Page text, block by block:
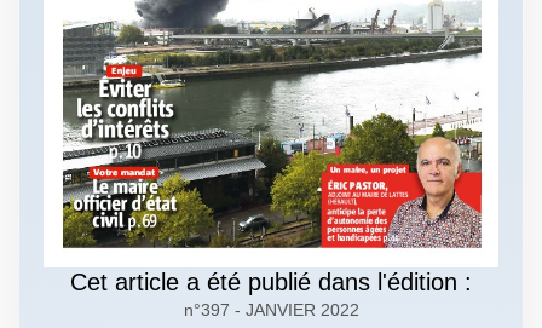
Cet article a été publié dans l'édition :
n°397 - JANVIER 2022